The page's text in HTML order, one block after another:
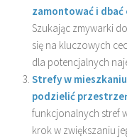
zamontować i
Szukając zmywarki
się na kluczowych
dla potencjalnych
Strefy w
podzielić
funkcjonalnych stref
krok w zwiększaniu